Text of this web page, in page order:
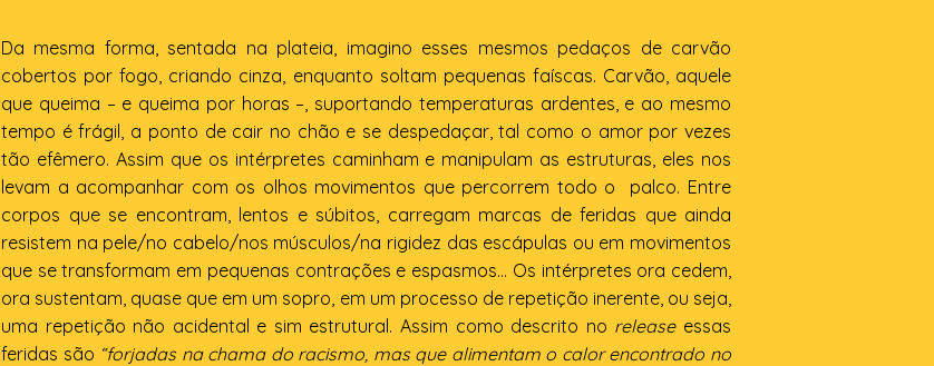
Da mesma forma, sentada na plateia, imagino esses mesmos pedaços de carvão
cobertos por fogo, criando cinza, enquanto soltam pequenas faíscas. Carvão, aquele
que queima – e queima por horas –, suportando temperaturas ardentes, e ao mesmo
tempo é frágil, a ponto de cair no chão e se despedaçar, tal como o amor por vezes
tão efêmero. Assim que os intérpretes caminham e manipulam as estruturas, eles nos
levam a acompanhar com os olhos movimentos que percorrem todo o palco. Entre
corpos que se encontram, lentos e súbitos, carregam marcas de feridas que ainda
resistem na pele/no cabelo/nos músculos/na rigidez das escápulas ou em movimentos
que se transformam em pequenas contrações e espasmos… Os intérpretes ora cedem,
ora sustentam, quase que em um sopro, em um processo de repetição inerente, ou seja,
uma repetição não acidental e sim estrutural. Assim como descrito no releaseessas
feridas são “forjadas na chama do racismo, mas que alimentam o calor encontrado no